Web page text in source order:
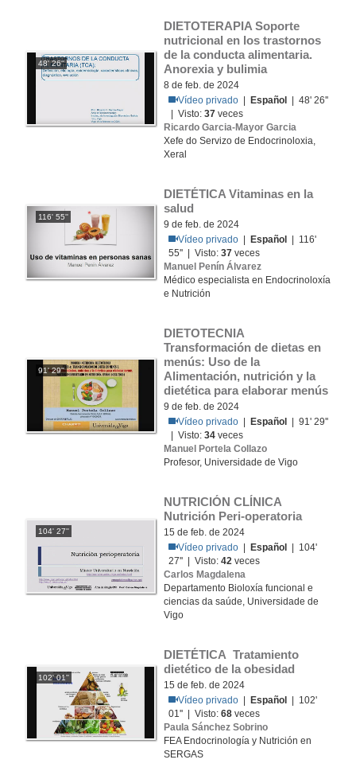
48' 26''
DIETOTERAPIA Soporte
nutricional en los trastornos
de la conducta alimentaria.
Anorexia y bulimia
8 de feb. de 2024
Vídeo privado
Español
| 48' 26''
| Visto:37 veces
Ricardo Garcia-Mayor Garcia
Xefe do Servizo de Endocrinoloxia,
Xeral
116' 55''
DIETÉTICA Vitaminas en la
salud
9 de feb. de 2024
Vídeo privado
Español
| 116'
55'' | Visto:37 veces
Manuel Penín Álvarez
Médico especialista en Endocrinoloxía
e Nutrición
91' 29''
DIETOTECNIA
Transformación de dietas en
menús: Uso de la
Alimentación, nutrición y la
dietética para elaborar menús
9 de feb. de 2024
Vídeo privado
Español
| 91' 29''
| Visto:34 veces
Manuel Portela Collazo
Profesor, Universidade de Vigo
104' 27''
NUTRICIÓN CLÍNICA
Nutrición Peri-operatoria
15 de feb. de 2024
Vídeo privado
Español
| 104'
27'' | Visto:42 veces
Carlos Magdalena
Departamento Bioloxía funcional e
ciencias da saúde, Universidade de
Vigo
102' 01''
DIETÉTICA Tratamiento
dietético de la obesidad
15 de feb. de 2024
Vídeo privado
Español
| 102'
01'' | Visto:68 veces
Paula Sánchez Sobrino
FEA Endocrinología y Nutrición en
SERGAS